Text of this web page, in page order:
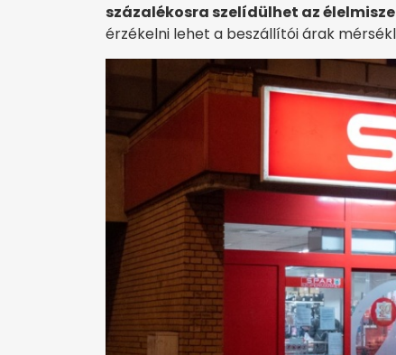
százalékosra szelídülhet az
érzékelni lehet a beszállítói árak